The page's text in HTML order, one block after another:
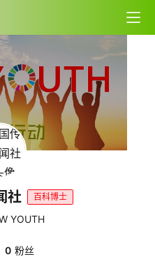
社 百科博士
YOUTH
0 粉丝